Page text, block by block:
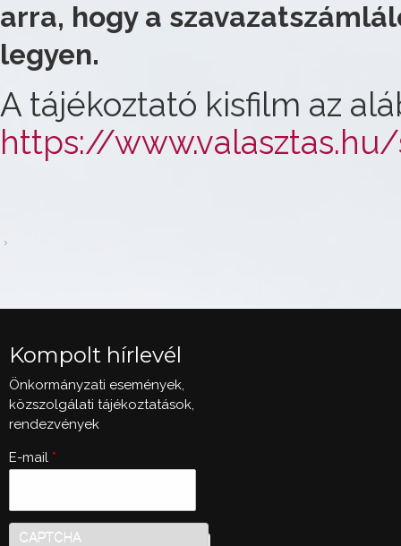
arra, hogy a
legyen.
A tájékoztató kisfilm az
https://
Kompolt hírlevél
Önkormányzati események,
közszolgálati tájékoztatások,
rendezvények
E-mail *
CAPTCHA